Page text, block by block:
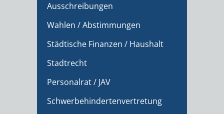
Ausschreibungen
Wahlen / Abstimmungen
Städtische Finanzen / Haushalt
Stadtrecht
Personalrat / JAV
Schwerbehindertenvertretung